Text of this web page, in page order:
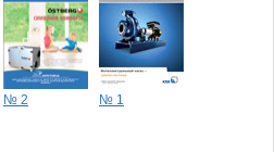
№ 2 № 1